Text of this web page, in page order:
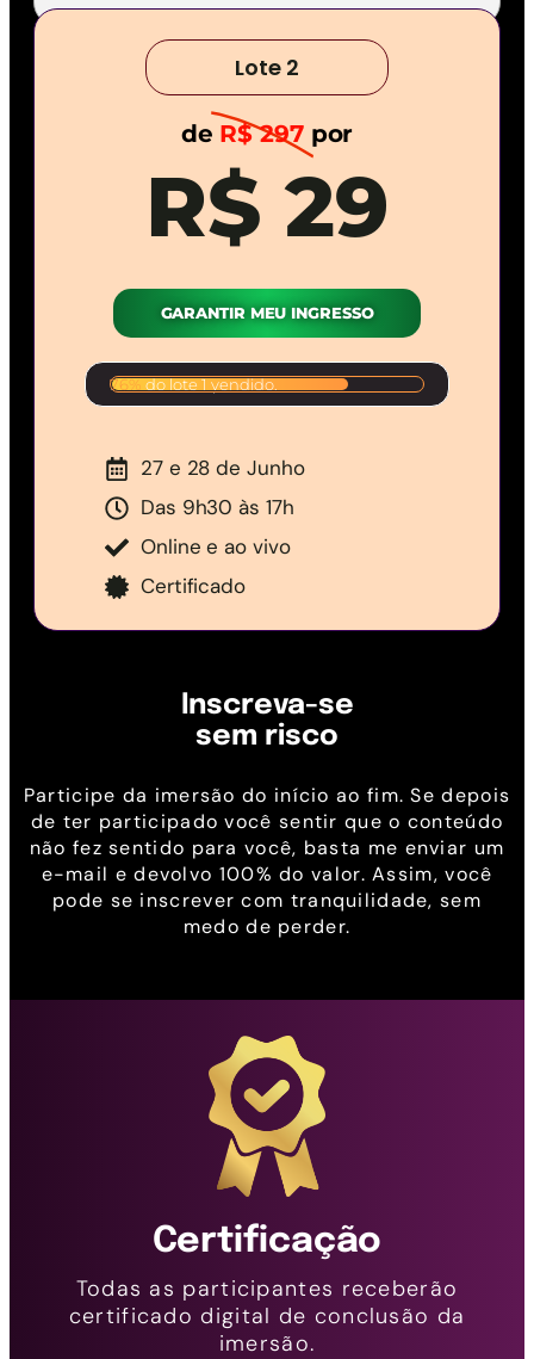
Lote 2
de R$ 297 por
R$ 29
GARANTIR MEU INGRESSO
De R$ 197.00 porR$ 29.00
76%do lote 1 vendido.
27 e 28 de Junho
Das 9h30 às 17h
Online e ao vivo
Certificado
Inscreva-se
sem risco
Participe da imersão do início ao fim. Se depois
de ter participado você sentir que o conteúdo
não fez sentido para você, basta me enviar um
e-mail e devolvo 100% do valor. Assim, você
pode se inscrever com tranquilidade, sem
medo de perder.
Certificação
Todas as participantes receberão
certificado digital de conclusão da
imersão.